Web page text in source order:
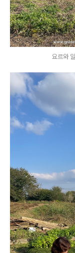
요르와